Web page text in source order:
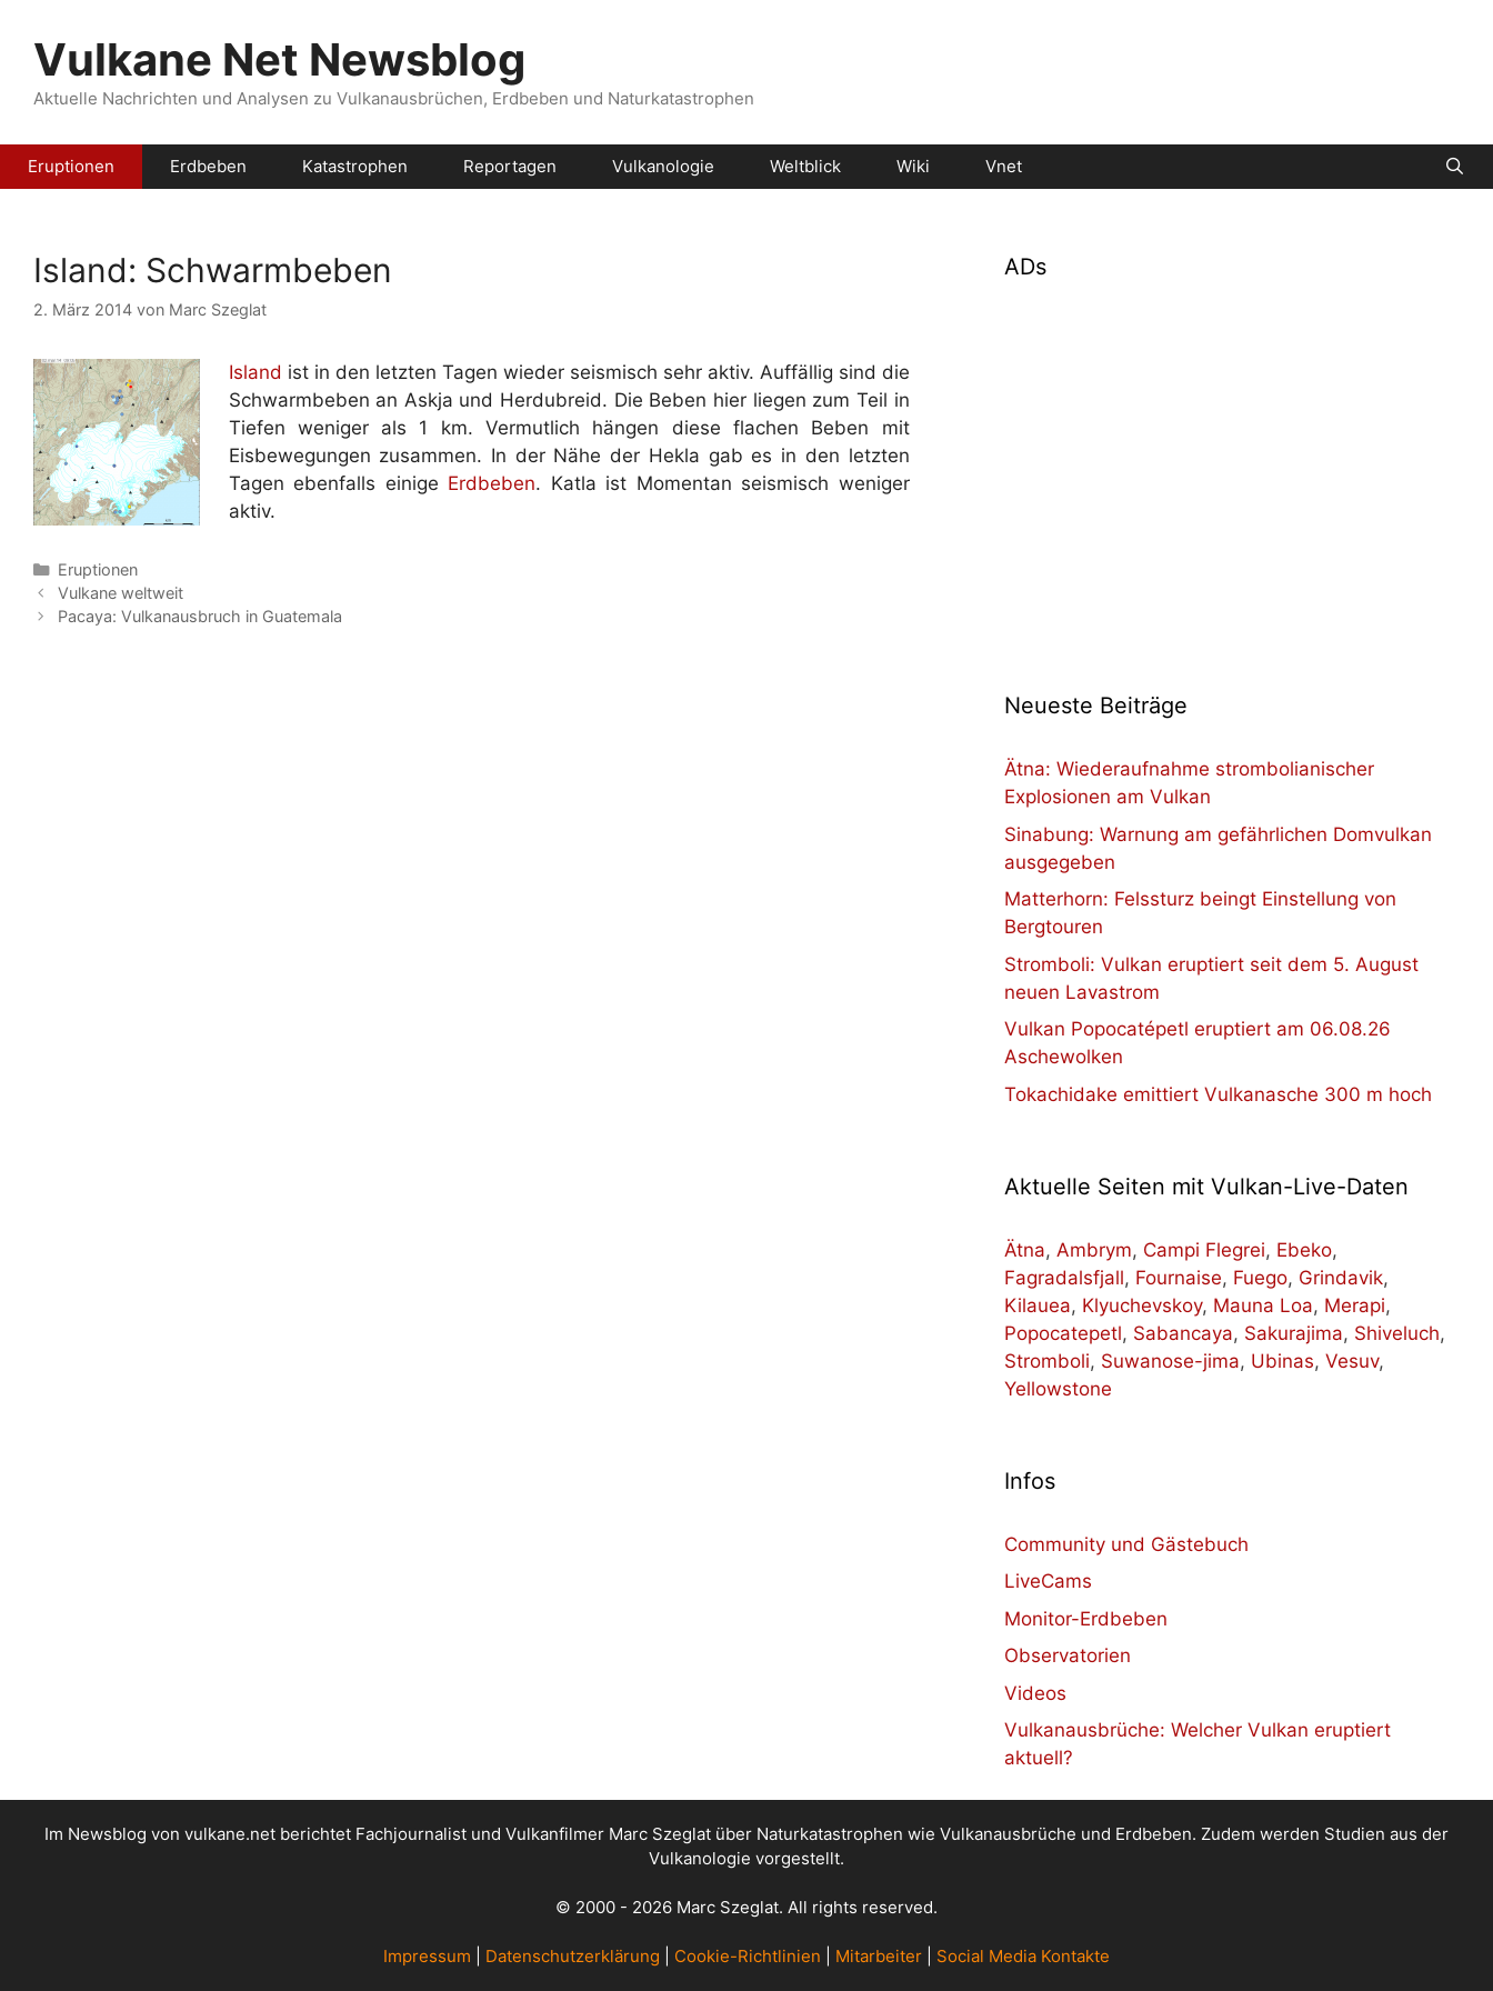
Inhalt
springenVulkane Net Newsblog
Aktuelle Nachrichten und Analysen zu Vulkanausbrüchen, Erdbeben und Naturkatastrophen
Eruptionen Erdbeben Katastrophen Reportagen Vulkanologie Weltblick Wiki Vnet
Island: Schwarmbeben
2. März 2014 von Marc Szeglat
Island ist in den letzten Tagen wieder seismisch sehr aktiv. Auffällig sind die
Schwarmbeben an Askja und Herdubreid. Die Beben hier liegen zum Teil in
Tiefen weniger als 1 km. Vermutlich hängen diese flachen Beben mit
Eisbewegungen zusammen. In der Nähe der Hekla gab es in den letzten
Tagen ebenfalls einige Erdbeben. Katla ist Momentan seismisch weniger
aktiv.
Kategorien
Eruptionen
Vulkane weltweit
Pacaya: Vulkanausbruch in Guatemala
ADs
Neueste Beiträge
Ätna: Wiederaufnahme strombolianischer
Explosionen am Vulkan
Sinabung: Warnung am gefährlichen Domvulkan
ausgegeben
Matterhorn: Felssturz beingt Einstellung von
Bergtouren
Stromboli: Vulkan eruptiert seit dem 5. August
neuen Lavastrom
Vulkan Popocatépetl eruptiert am 06.08.26
Aschewolken
Tokachidake emittiert Vulkanasche 300 m hoch
Aktuelle Seiten mit Vulkan-Live-Daten
Ätna, Ambrym, Campi Flegrei, Ebeko,
Fagradalsfjall, Fournaise, Fuego, Grindavik,
Kilauea, Klyuchevskoy, Mauna Loa, Merapi,
Popocatepetl, Sabancaya, Sakurajima, Shiveluch,
Stromboli, Suwanose-jima, Ubinas, Vesuv,
Yellowstone
Infos
Community und Gästebuch
LiveCams
Monitor-Erdbeben
Observatorien
Videos
Vulkanausbrüche: Welcher Vulkan eruptiert
aktuell?
Im Newsblog von vulkane.net berichtet Fachjournalist und Vulkanfilmer Marc Szeglat über Naturkatastrophen wie Vulkanausbrüche und Erdbeben. Zudem werden Studien aus der
Vulkanologie vorgestellt.
© 2000 - 2026 Marc Szeglat. All rights reserved.
Impressum Datenschutzerklärung Cookie-Richtlinien Mitarbeiter Social Media Kontakte